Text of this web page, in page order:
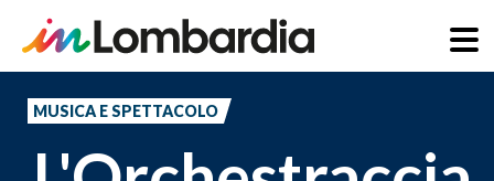
MUSICA E SPETTACOLO